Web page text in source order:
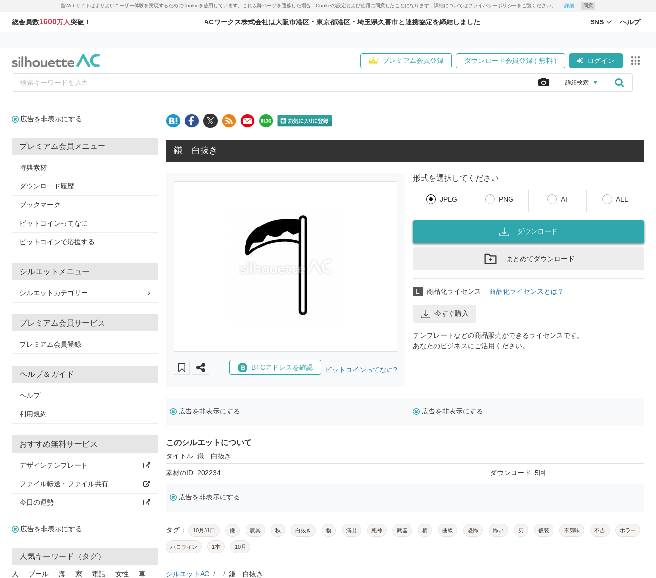
当Webサイトはよりよいユーザー体験を実現するためにCookieを使用しています。これ以降ページを遷移した場合、Cookieの設定および使用に同意したことになります。詳細についてはプライバシーポリシーをご覧ください。 詳細 同意
総会員数1600万人突破！ ACワークス株式会社は大阪市港区・東京都港区・埼玉県久喜市と連携協定を締結しました SNS ヘルプ
プレミアム会員登録 ダウンロード会員登録 ( 無料 ) ログイン
詳細検索 ▼
広告を非表示にする
プレミアム会員メニュー
特典素材
ダウンロード履歴
ブックマーク
ビットコインってなに
ビットコインで応援する
シルエットメニュー
シルエットカテゴリー
プレミアム会員サービス
プレミアム会員登録
ヘルプ＆ガイド
ヘルプ
利用規約
おすすめ無料サービス
デザインテンプレート
ファイル転送・ファイル共有
今日の運勢
広告を非表示にする
人気キーワード（タグ）
人 プール 海 家 電話 女性 車
鎌 白抜き
BTCアドレスを確認 ビットコインってなに?
形式を選択してください
JPEG PNG AI ALL
ダウンロード
まとめてダウンロード
L 商品化ライセンス 商品化ライセンスとは？
今すぐ購入
テンプレートなどの商品販売ができるライセンスです。
あなたのビジネスにご活用ください。
広告を非表示にする 広告を非表示にする
このシルエットについて
タイトル: 鎌 白抜き
素材のID: 202234 ダウンロード: 5回
広告を非表示にする
タグ： 10月31日 鎌 農具 秋 白抜き 物 演出 死神 武器 柄 曲線 恐怖 怖い 刃 仮装 不気味 不吉 ホラー
ハロウィン 1本 10月
シルエットAC 鎌 白抜き